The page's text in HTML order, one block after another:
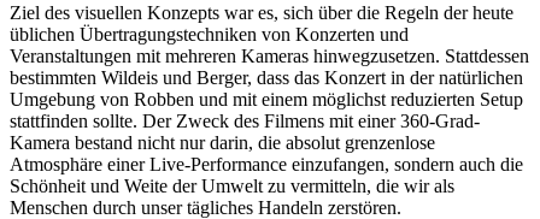
Ziel des visuellen Konzepts war es, sich über die Regeln der heute
üblichen Übertragungstechniken von Konzerten und
Veranstaltungen mit mehreren Kameras hinwegzusetzen. Stattdessen
bestimmten Wildeis und Berger, dass das Konzert in der natürlichen
Umgebung von Robben und mit einem möglichst reduzierten Setup
stattfinden sollte. Der Zweck des Filmens mit einer 360-Grad-
Kamera bestand nicht nur darin, die absolut grenzenlose
Atmosphäre einer Live-Performance einzufangen, sondern auch die
Schönheit und Weite der Umwelt zu vermitteln, die wir als
Menschen durch unser tägliches Handeln zerstören.